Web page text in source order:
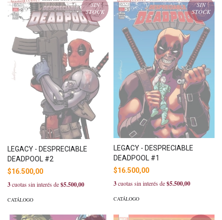
SIN
STOCK
LEGACY - DESPRECIABLE
DEADPOOL #2
$16.500,00
3cuotas sin interés de$5.500,00
CATÁLOGO
SIN
STOCK
LEGACY - DESPRECIABLE
DEADPOOL #1
$16.500,00
3cuotas sin interés de$5.500,00
CATÁLOGO